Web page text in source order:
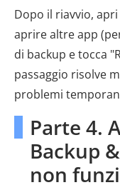
Dopo il riavvio, apri
aprire altre app
di backup e tocca
passaggio risolve
problemi
Parte 4.
Backup
non